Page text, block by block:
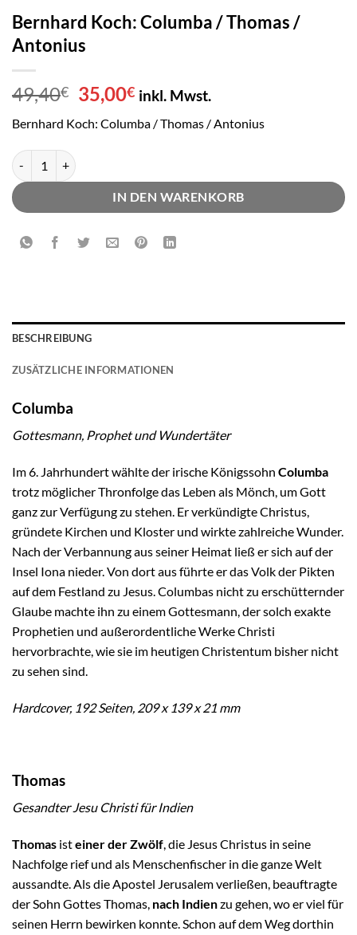
Bernhard Koch: Columba / Thomas /
Antonius
49,40€ Ursprünglicher
Preis
war:
35,00€Aktueller
ist:
inkl. Mwst.
Bernhard Koch: Columba / Thomas / Antonius
Bernhard Koch: Columba / Thomas / Antonius Menge
IN DEN WARENKORB
BESCHREIBUNG
ZUSÄTZLICHE INFORMATIONEN
Columba
Gottesmann, Prophet und Wundertäter
Im 6. Jahrhundert wählte der irische Königssohn Columba
trotz möglicher Thronfolge das Leben als Mönch, um Gott
ganz zur Verfügung zu stehen. Er verkündigte Christus,
gründete Kirchen und Kloster und wirkte zahlreiche Wunder.
Nach der Verbannung aus seiner Heimat ließ er sich auf der
Insel Iona nieder. Von dort aus führte er das Volk der Pikten
auf dem Festland zu Jesus. Columbas nicht zu erschütternder
Glaube machte ihn zu einem Gottesmann, der solch exakte
Prophetien und außerordentliche Werke Christi
hervorbrachte, wie sie im heutigen Christentum bisher nicht
zu sehen sind.
Hardcover, 192 Seiten, 209 x 139 x 21 mm
Thomas
Gesandter Jesu Christi für Indien
Thomas isteiner der Zwölf, die Jesus Christus in seine
Nachfolge rief und als Menschenfischer in die ganze Welt
aussandte. Als die Apostel Jerusalem verließen, beauftragte
der Sohn Gottes Thomas, nach Indienzu gehen, wo er viel für
seinen Herrn bewirken konnte. Schon auf dem Weg dorthin